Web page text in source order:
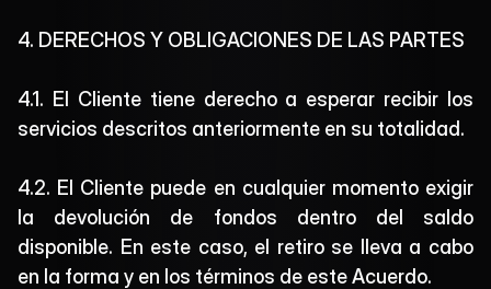
4. DERECHOS Y OBLIGACIONES DE LAS PARTES
4.1. El Cliente tiene derecho a esperar recibir los
servicios descritos anteriormente en su totalidad.
4.2. El Cliente puede en cualquier momento exigir
la devolución de fondos dentro del saldo
disponible. En este caso, el retiro se lleva a cabo
en la forma y en los términos de este Acuerdo.